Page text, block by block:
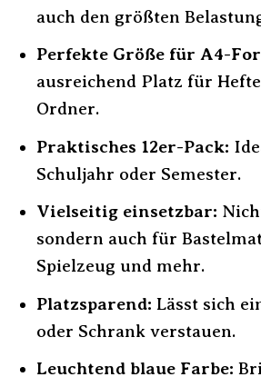
auch den größten
Perfekte Größe für A4-
ausreichend Platz für
Ordner.
Praktisches 12er-Pack:
Schuljahr oder Semester.
Vielseitig einsetzbar:
sondern auch für
Spielzeug und mehr.
Platzsparend: Lässt sich
oder Schrank verstauen.
Leuchtend blaue Farbe: